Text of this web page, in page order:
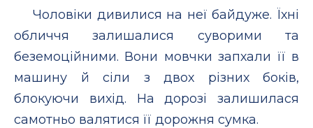
Чоловіки дивилися на неї байдуже. Їхні
обличчя залишалися суворими та
беземоційними. Вони мовчки запхали її в
машину й сіли з двох різних боків,
блокуючи вихід. На дорозі залишилася
самотньо валятися її дорожня сумка.